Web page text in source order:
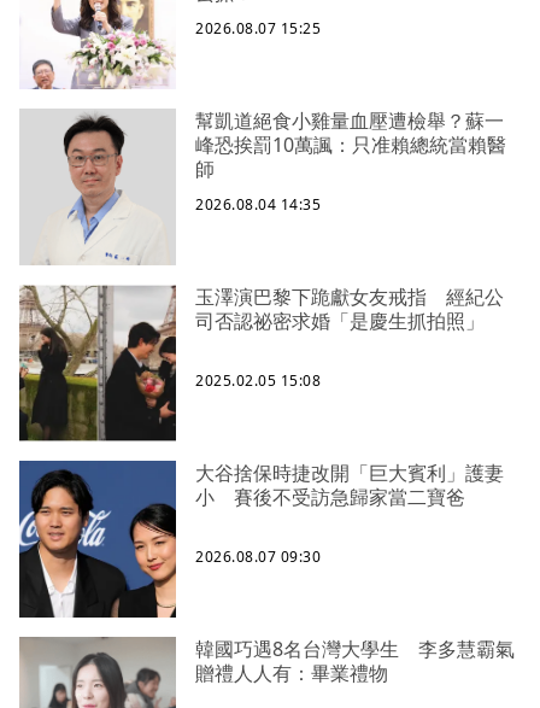
2026.08.07 15:25
幫凱道絕食小雞量血壓遭檢舉？蘇一
峰恐挨罰10萬諷：只准賴總統當賴醫
師
2026.08.04 14:35
玉澤演巴黎下跪獻女友戒指 經紀公
司否認祕密求婚「是慶生抓拍照」
2025.02.05 15:08
大谷捨保時捷改開「巨大賓利」護妻
小 賽後不受訪急歸家當二寶爸
2026.08.07 09:30
韓國巧遇8名台灣大學生 李多慧霸氣
贈禮人人有：畢業禮物